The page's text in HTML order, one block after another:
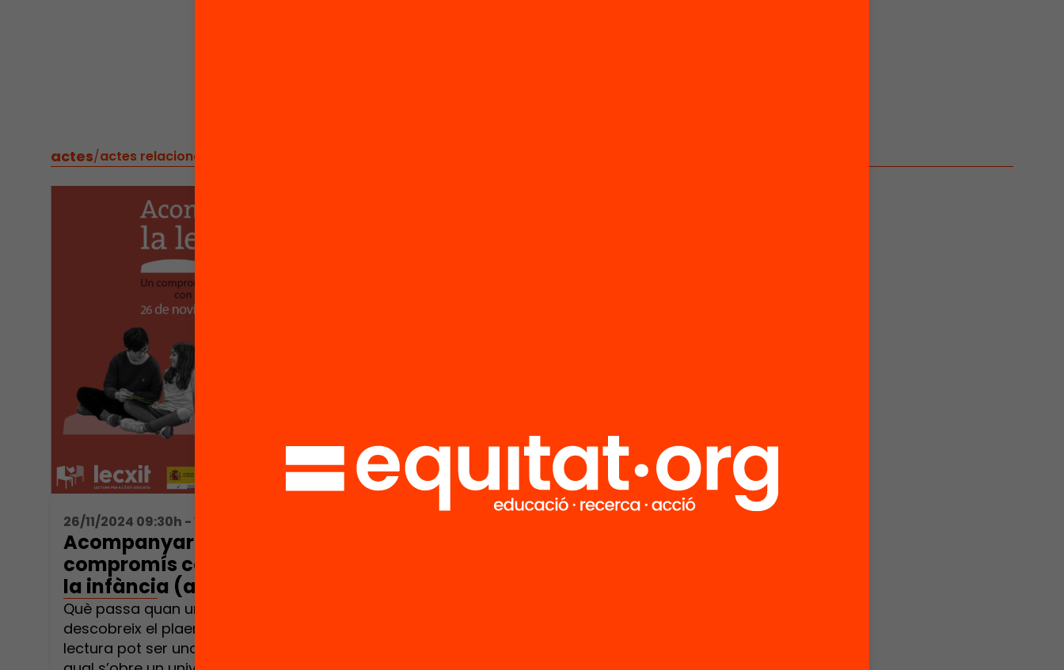
actes/actes relacionats
26/11/2024 09:30h - 13:30h
Acompanyar la lectura. Un
compromís comunitari amb
la infància (acte online)
Què passa quan un nen o una nena
descobreix el plaer de la lectura? La
lectura pot ser una porta darrere la